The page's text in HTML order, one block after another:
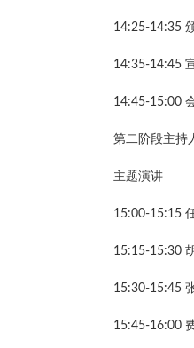
14:25-14:35
14:35-14:45
14:45-15:00
第二阶段主持
主题演讲
15:00-15:15
15:15-15:30
15:30-15:45
15:45-16:00